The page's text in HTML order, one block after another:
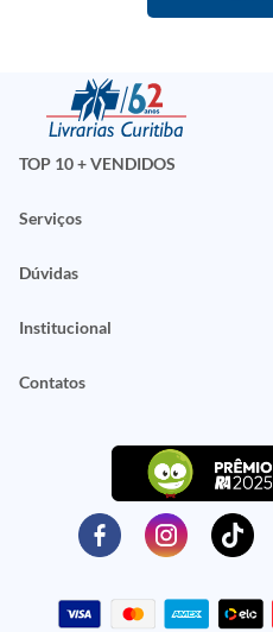
TOP 10 + VENDIDOS
Serviços
Dúvidas
Institucional
Contatos